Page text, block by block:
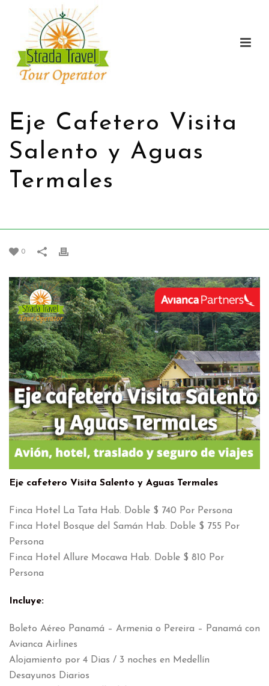
Eje Cafetero Visita
Salento y Aguas
Termales
0
Eje cafetero Visita Salento y Aguas Termales
Finca Hotel La Tata Hab. Doble $ 740 Por Persona
Finca Hotel Bosque del Samán Hab. Doble $ 755 Por
Persona
Finca Hotel Allure Mocawa Hab. Doble $ 810 Por
Persona
Incluye:
Boleto Aéreo Panamá – Armenia o Pereira – Panamá con
Avianca Airlines
Alojamiento por 4 Dias / 3 noches en Medellín
Desayunos Diarios